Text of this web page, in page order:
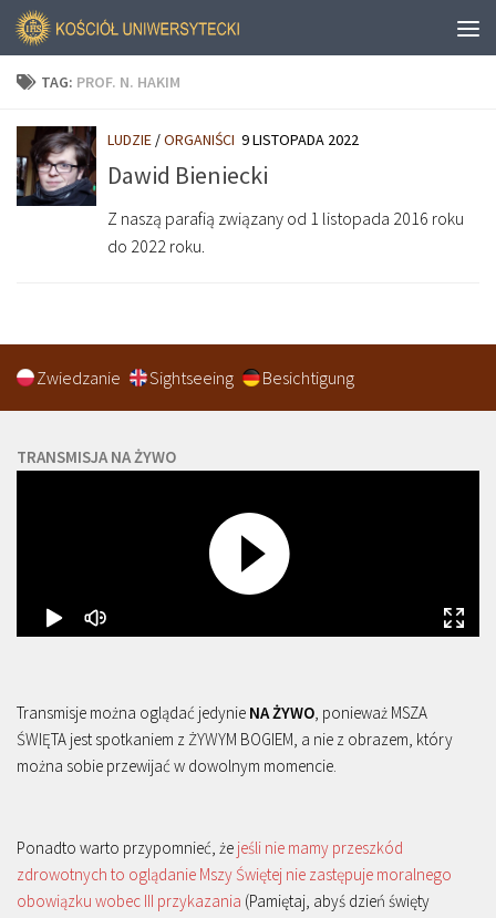
TAG: PROF. N. HAKIM
LUDZIE /ORGANIŚCI 9 LISTOPADA 2022
Dawid Bieniecki
Z naszą parafią związany od 1 listopada 2016 roku
do 2022 roku.
Zwiedzanie Sightseeing Besichtigung
TRANSMISJA NA ŻYWO
Transmisje można oglądać jedynie NA ŻYWO, ponieważ MSZA
ŚWIĘTA jest spotkaniem z ŻYWYM BOGIEM, a nie z obrazem, który
można sobie przewijać w dowolnym momencie.
Ponadto warto przypomnieć, że jeśli nie mamy przeszkód
zdrowotnych to oglądanie Mszy Świętej nie zastępuje moralnego
obowiązku wobec III przykazania (Pamiętaj, abyś dzień święty